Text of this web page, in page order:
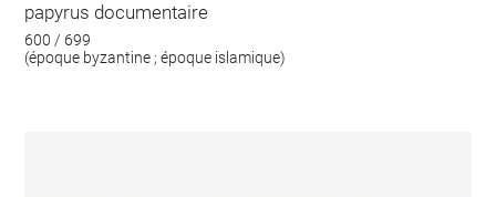
papyrus documentaire
600 / 699
(époque byzantine ; époque islamique)